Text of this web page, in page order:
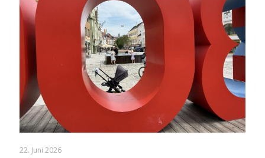
22. Juni 2026